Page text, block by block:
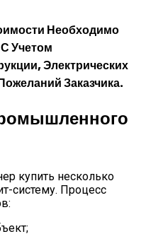
Необходимо
Учетом
Электрических
Заказчика.
купить несколько
систему. Процесс